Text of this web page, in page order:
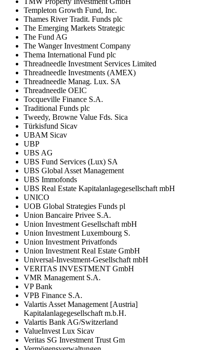
Templeton Growth Fund, Inc.
Thames River Tradit. Funds plc
The Emerging Markets Strategic
The Fund AG
The Wanger Investment Company
Thema International Fund plc
Threadneedle Investment Services Limited
Threadneedle Investments (AMEX)
Threadneedle Manag. Lux. SA
Threadneedle OEIC
Tocqueville Finance S.A.
Traditional Funds plc
Tweedy, Browne Value Fds. Sica
Türkisfund Sicav
UBAM Sicav
UBP
UBS AG
UBS Fund Services (Lux) SA
UBS Global Asset Management
UBS Immofonds
UBS Real Estate Kapitalanlagegesellschaft mbH
UNICO
UOB Global Strategies Funds pl
Union Bancaire Privee S.A.
Union Investment Gesellschaft mbH
Union Investment Luxembourg S.
Union Investment Privatfonds
Union Investment Real Estate GmbH
Universal-Investment-Gesellschaft mbH
VERITAS INVESTMENT GmbH
VMR Management S.A.
VP Bank
VPB Finance S.A.
Valartis Asset Management [Austria]
Kapitalanlagegesellschaft m.b.H.
Valartis Bank AG/Switzerland
ValueInvest Lux Sicav
Veritas SG Investment Trust Gm